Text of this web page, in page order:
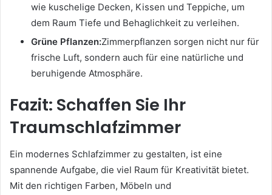
wie kuschelige Decken, Kissen und Teppiche, um
dem Raum Tiefe und Behaglichkeit zu verleihen.
Grüne Pflanzen:Zimmerpflanzen sorgen nicht nur für
frische Luft, sondern auch für eine natürliche und
beruhigende Atmosphäre.
Fazit: Schaffen Sie Ihr
Traumschlafzimmer
Ein modernes Schlafzimmer zu gestalten, ist eine
spannende Aufgabe, die viel Raum für Kreativität bietet.
Mit den richtigen Farben, Möbeln und